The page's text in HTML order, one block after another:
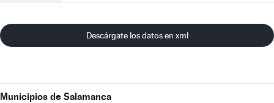
Descárgate los datos en xml
Municipios de Salamanca